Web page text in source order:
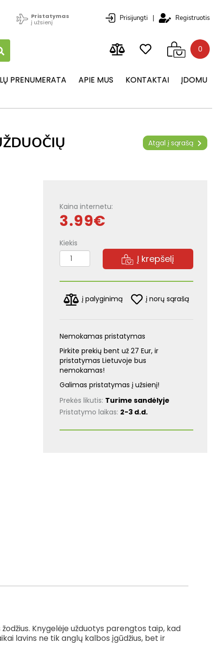
Pristatymas
į užsienį
Prisijungti | Registruotis
0
PRENUMERATA APIE MUS KONTAKTAI ĮDOMU
Atgal į sąrašą
Knygelėje užduotys parengtos taip, kad
lavins ne tik anglų kalbos įgūdžius, bet ir
Kaina internetu:
3.99€
Kiekis
Į krepšelį
į palyginimą į norų sąrašą
Nemokamas pristatymas
Pirkite prekių bent už 27 Eur, ir
pristatymas Lietuvoje bus
nemokamas!
Galimas pristatymas į užsienį!
Prekės likutis: Turime sandėlyje
Pristatymo laikas: 2-3 d.d.